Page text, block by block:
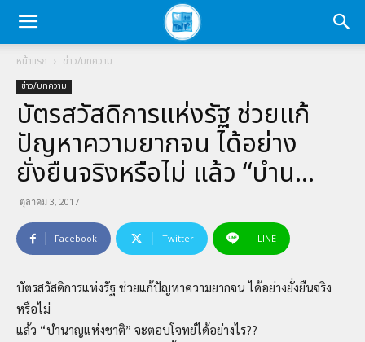
หน้าแรก ข่าว/บทความ
ข่าว/บทความ
บัตรสวัสดิการแห่งรัฐ ช่วยแก้
ปัญหาความยากจน ได้อย่าง
ยั่งยืนจริงหรือไม่ แล้ว “บำน…
ตุลาคม 3, 2017
Facebook Twitter LINE
บัตรสวัสดิการแห่งรัฐ ช่วยแก้ปัญหาความยากจน ได้อย่างยั่งยืนจริง
หรือไม่
แล้ว “บำนาญแห่งชาติ” จะตอบโจทย์ได้อย่างไร??